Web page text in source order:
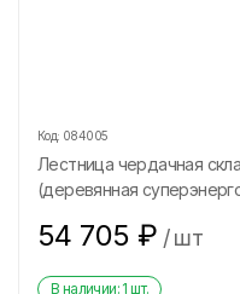
Код: 084005
Лестница чердачная
(деревянная
54 705 ₽ /шт
В наличии: 1 шт.